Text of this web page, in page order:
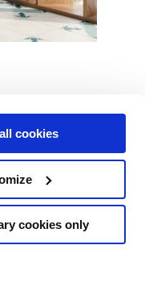
cookies
cookies only
Sie uns auf